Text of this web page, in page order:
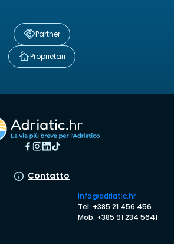
Partner
Proprietari
Contatto
info@adriatic.hr
Tel: +385 21 456 456
Mob: +385 91 234 5641